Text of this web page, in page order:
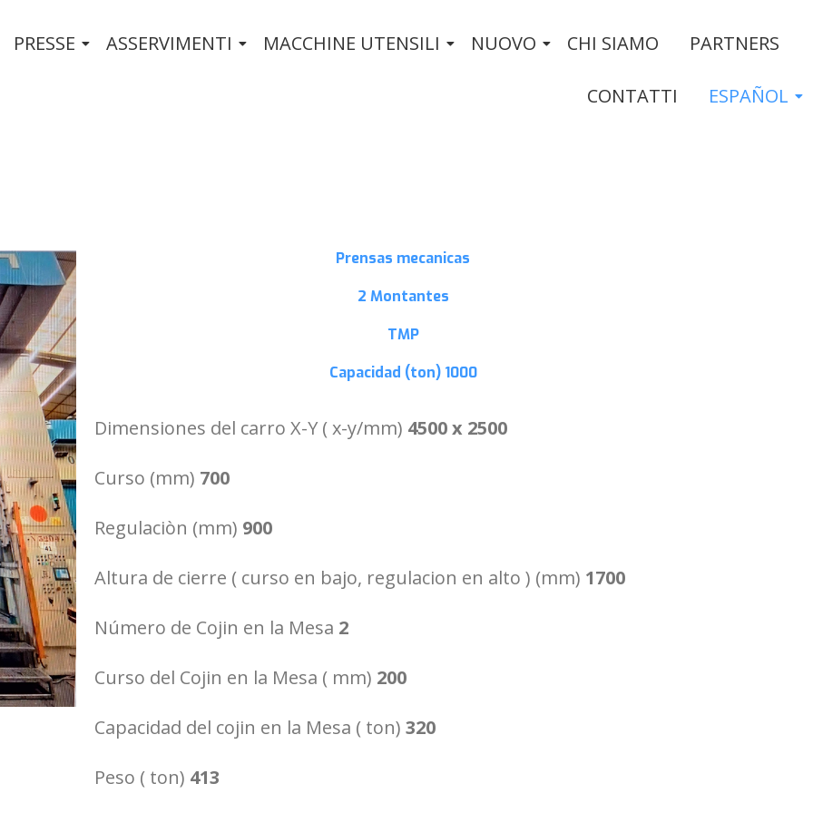
PRESSE ASSERVIMENTI MACCHINE UTENSILI NUOVO CHI SIAMO PARTNERS
CONTATTI ESPAÑOL
Prensas mecanicas
2 Montantes
TMP
Capacidad (ton) 1000
Dimensiones del carro X-Y ( x-y/mm) 4500 x 2500
Curso (mm) 700
Regulaciòn (mm) 900
Altura de cierre ( curso en bajo, regulacion en alto ) (mm) 1700
Número de Cojin en la Mesa 2
Curso del Cojin en la Mesa ( mm) 200
Capacidad del cojin en la Mesa ( ton)320
Peso ( ton) 413